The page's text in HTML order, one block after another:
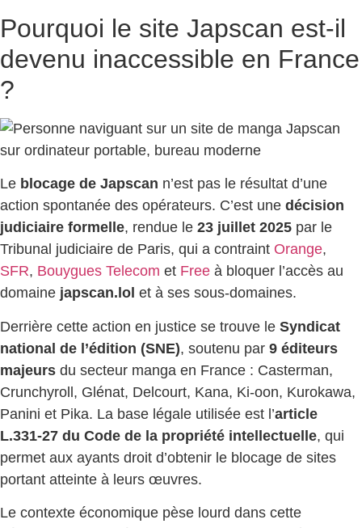
Pourquoi le site Japscan est-il
devenu inaccessible en France
?
Le blocage de Japscan n’est pas le résultat d’une
action spontanée des opérateurs. C’est une décision
judiciaire formelle, rendue le 23 juillet 2025 par le
Tribunal judiciaire de Paris, qui a contraint Orange,
SFR, Bouygues Telecom et Free à bloquer l’accès au
domaine japscan.lol et à ses sous-domaines.
Derrière cette action en justice se trouve le Syndicat
national de l’édition (SNE), soutenu par 9 éditeurs
majeurs du secteur manga en France : Casterman,
Crunchyroll, Glénat, Delcourt, Kana, Ki-oon, Kurokawa,
Panini et Pika. La base légale utilisée est l’article
L.331-27 du Code de la propriété intellectuelle, qui
permet aux ayants droit d’obtenir le blocage de sites
portant atteinte à leurs œuvres.
Le contexte économique pèse lourd dans cette